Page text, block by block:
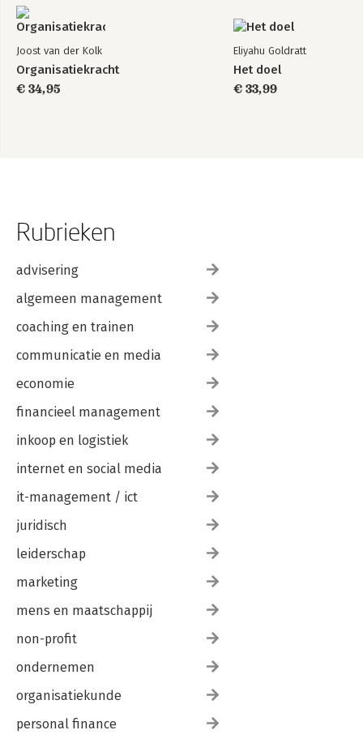
Joost van der Kolk
Organisatiekracht
€ 34,95
Eliyahu Goldratt
Het doel
€ 33,99
Rubrieken
advisering
algemeen management
coaching en trainen
communicatie en media
economie
financieel management
inkoop en logistiek
internet en social media
it-management / ict
juridisch
leiderschap
marketing
mens en maatschappij
non-profit
ondernemen
organisatiekunde
personal finance